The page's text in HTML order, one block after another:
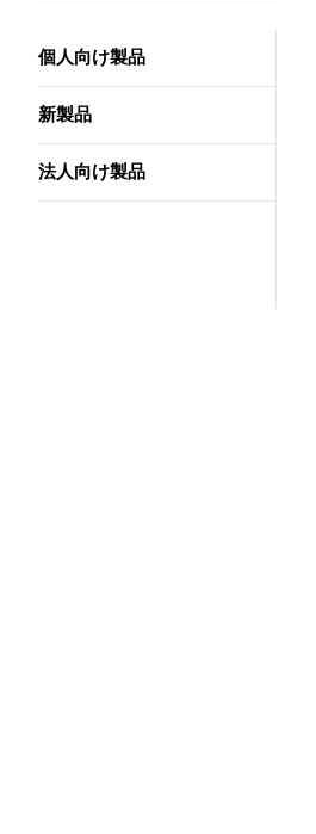
個人向け製品
新製品
法人向け製品